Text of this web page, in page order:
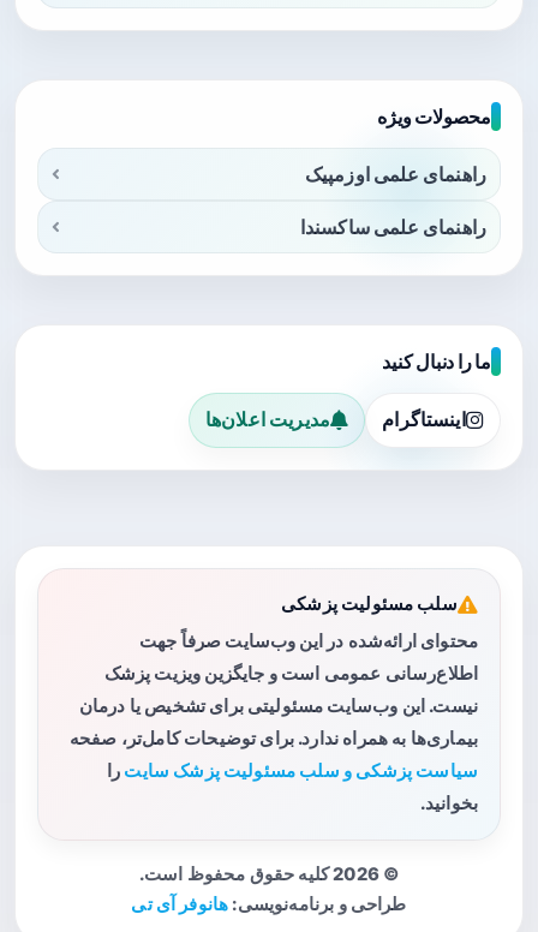
محصولات ویژه
راهنمای علمی اوزمپیک
راهنمای علمی ساکسندا
ما را دنبال کنید
اینستاگرام مدیریت اعلان‌ها
سلب مسئولیت پزشکی
محتوای ارائه‌شده در این وب‌سایت صرفاً جهت
اطلاع‌رسانی عمومی است و جایگزین ویزیت پزشک
نیست. این وب‌سایت مسئولیتی برای تشخیص یا درمان
بیماری‌ها به همراه ندارد. برای توضیحات کامل‌تر، صفحه
سیاست پزشکی و سلب مسئولیت پزشک سایت را
بخوانید.
© 2026 کلیه حقوق محفوظ است.
طراحی و برنامه‌نویسی: هانوفر آی تی